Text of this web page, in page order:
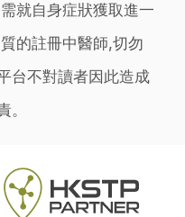
就自身症狀獲取進一
的註冊中醫師,切勿
台不對讀者因此造成
。